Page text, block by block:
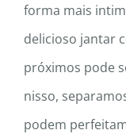
forma mais
delicioso jantar
próximos pode
nisso,
podem